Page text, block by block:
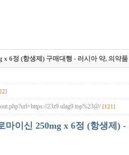
x 6정 (항생제) 구매대행 - 러시아 약, 의약
23z9.ulag9.top%23@/ [121]
마이신 250mg x 6정 (항생제)